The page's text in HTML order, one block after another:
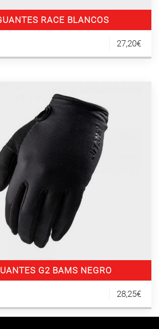
GUANTES RACE BLANCOS
27,20€
GUANTES G2 BAMS NEGRO
28,25€